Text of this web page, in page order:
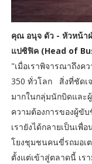
คุณ อนุจ ดัว - หัวหน้า
แปซิฟิค (Head of
"เมื่อเราพิจารณาถึงค
350 ทั่วโลก สิ่งที่ชัดเ
มากในกลุ่มนักบิดและ
ความต้องการของผู้ขั
เรายังได้กลายเป็นเพื่
โยงชุมชนคนขี่รถมอเ
ตั้งแต่เข้าสู่ตลาดนี้ เ